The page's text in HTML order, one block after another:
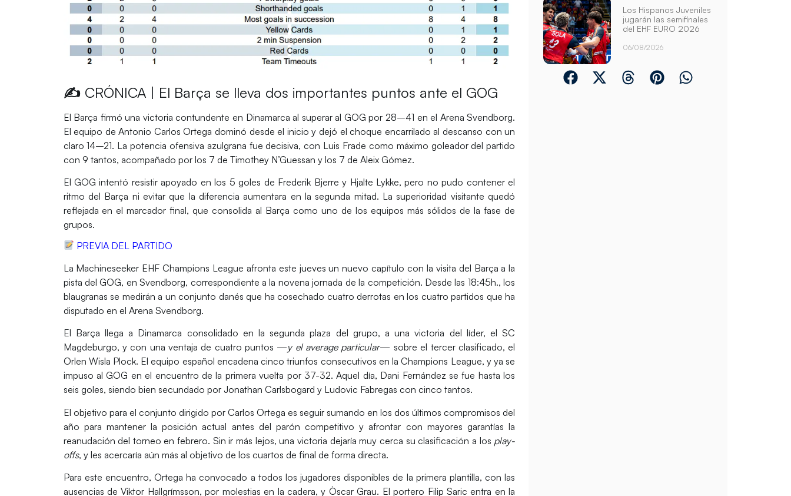
✍️ CRÓNICA | El Barça se lleva dos importantes puntos ante el GOG
El Barça firmó una victoria contundente en Dinamarca al superar al GOG por 28–41 en el Arena Svendborg.
El equipo deAntonio Carlos Ortega dominó desde el inicio y dejó el choque encarrilado al descanso con un
claro 14–21. La potencia ofensiva azulgrana fue decisiva, con Luis Frade como máximo goleador del partido
con 9 tantos, acompañado por los 7 de Timothey N’Guessan y los 7 de Aleix Gómez.
El GOG intentó resistir apoyado en los 5 goles de Frederik Bjerre y Hjalte Lykke, pero no pudo contener el
ritmo del Barça ni evitar que la diferencia aumentara en la segunda mitad. La superioridad visitante quedó
reflejada en el marcador final, que consolida al Barça como uno de los equipos más sólidos de la fase de
grupos.
PREVIA DEL PARTIDO
La Machineseeker EHF Champions League afronta este jueves un nuevo capítulo con la visita del Barça a la
pista delGOG, enSvendborg, correspondiente a la novena jornada de la competición. Desde las 18:45h., los
blaugranas se medirán a un conjunto danés que ha cosechado cuatro derrotas en los cuatro partidos que ha
disputado en el Arena Svendborg.
El Barça llega a Dinamarca consolidado en la segunda plaza del grupo, a una victoria del líder, elSC
Magdeburgo, y con una ventaja de cuatro puntos —y el average particular— sobre el tercer clasificado, el
Orlen Wisla Plock. El equipo español encadena cinco triunfos consecutivos en laChampions League, y ya se
impuso al GOG en el encuentro de la primera vuelta por 37-32. Aquel día, Dani Fernández se fue hasta los
seis goles, siendo bien secundado por Jonathan Carlsbogard y Ludovic Fabregas con cinco tantos.
El objetivo para el conjunto dirigido por Carlos Ortega es seguir sumando en los dos últimos compromisos del
año para mantener la posición actual antes del parón competitivo y afrontar con mayores garantías la
reanudación del torneo en febrero. Sin ir más lejos, una victoria dejaría muy cerca su clasificación a los play-
offs, y les acercaría aún más al objetivo de los cuartos de final de forma directa.
Para este encuentro,Ortega ha convocado a todos los jugadores disponibles de la primera plantilla, con las
ausencias deViktor Hallgrímsson, por molestias en la cadera, y Òscar Grau. El portero Filip Saric entra en la
Los Hispanos Juveniles
jugarán las semifinales
del EHF EURO 2026
06/08/2026